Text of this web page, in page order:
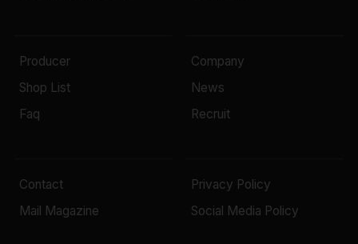
Producer
Shop List
Faq
Company
News
Recruit
Contact
Mail Magazine
Privacy Policy
Social Media Policy